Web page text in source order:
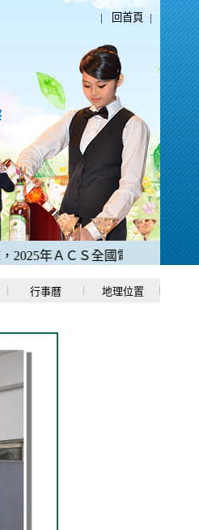
| 回首頁 |
年ＡＣＳ全國電競夏季校園聯賽
行事曆 地理位置